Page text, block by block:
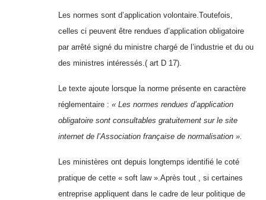
Les normes sont d’application volontaire.Toutefois,
celles ci peuvent être rendues d’application obligatoire
par arrêté signé du ministre chargé de l’industrie et du ou
des ministres intéressés.( art D 17).
Le texte ajoute lorsque la norme présente en caractère
réglementaire : « Les normes rendues d’application
obligatoire sont consultables gratuitement sur le site
internet de l’Association française de normalisation ».
Les ministères ont depuis longtemps identifié le coté
pratique de cette « soft law ».Après tout , si certaines
entreprise appliquent dans le cadre de leur politique de